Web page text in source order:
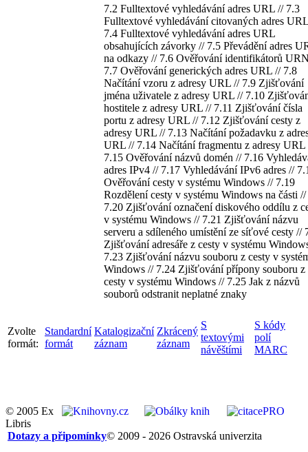
7.2 Fulltextové vyhledávání adres URL // 7.3
Fulltextové vyhledávání citovaných adres
7.4 Fulltextové vyhledávání adres URL
obsahujících závorky // 7.5 Převádění adres
na odkazy // 7.6 Ověřování identifikátorů
7.7 Ověřování generických adres URL // 7.8
Načítání vzoru z adresy URL // 7.9 Zjišťování
jména uživatele z adresy URL // 7.10
hostitele z adresy URL // 7.11 Zjišťování čísla
portu z adresy URL // 7.12 Zjišťování cesty z
adresy URL // 7.13 Načítání požadavku z
URL // 7.14 Načítání fragmentu z adresy URL
7.15 Ověřování názvů domén // 7.16
adres IPv4 // 7.17 Vyhledávání IPv6 adres //
Ověřování cesty v systému Windows // 7.19
Rozdělení cesty v systému Windows na části //
7.20 Zjišťování označení diskového oddílu z
v systému Windows // 7.21 Zjišťování názvu
serveru a sdíleného umístění ze síťové cesty //
Zjišťování adresáře z cesty v systému
7.23 Zjišťování názvu souboru z cesty v
Windows // 7.24 Zjišťování přípony souboru z
cesty v systému Windows // 7.25 Jak z názvů
souborů odstranit neplatné znaky
Zvolte
formát:
Standardní
formát
Katalogizační
záznam
Zkrácený
záznam
S
textovými
návěštími
S kódy
polí
MARC
© 2005 Ex
Libris
© 2009 - 2026 Ostravská univerzita
Dotazy a připomínky